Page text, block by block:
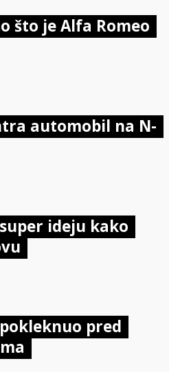
što je Alfa Romeo
automobil na N-
ideju kako
pred